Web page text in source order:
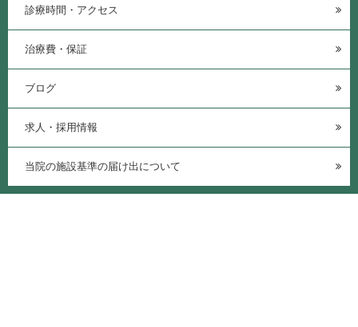
診療時間・アクセス
治療費・保証
ブログ
求人・採用情報
当院の施設基準の届け出について